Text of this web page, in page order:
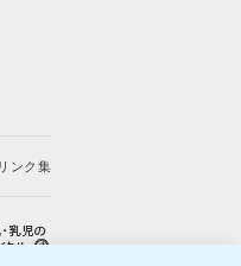
リンク集